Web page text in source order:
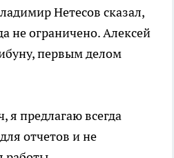
Нетесов сказал,
не ограничено. Алексей
первым делом
я предлагаю всегда
отчетов и не